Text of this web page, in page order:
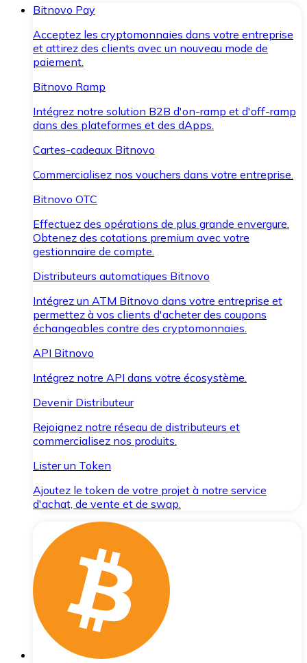
Bitnovo Pay
Acceptez les cryptomonnaies dans votre entreprise
et attirez des clients avec un nouveau mode de
paiement.
Bitnovo Ramp
Intégrez notre solution B2B d'on-ramp et d'off-ramp
dans des plateformes et des dApps.
Cartes-cadeaux Bitnovo
Commercialisez nos vouchers dans votre entreprise.
Bitnovo OTC
Effectuez des opérations de plus grande envergure.
Obtenez des cotations premium avec votre
gestionnaire de compte.
Distributeurs automatiques Bitnovo
Intégrez un ATM Bitnovo dans votre entreprise et
permettez à vos clients d'acheter des coupons
échangeables contre des cryptomonnaies.
API Bitnovo
Intégrez notre API dans votre écosystème.
Devenir Distributeur
Rejoignez notre réseau de distributeurs et
commercialisez nos produits.
Lister un Token
Ajoutez le token de votre projet à notre service
d'achat, de vente et de swap.